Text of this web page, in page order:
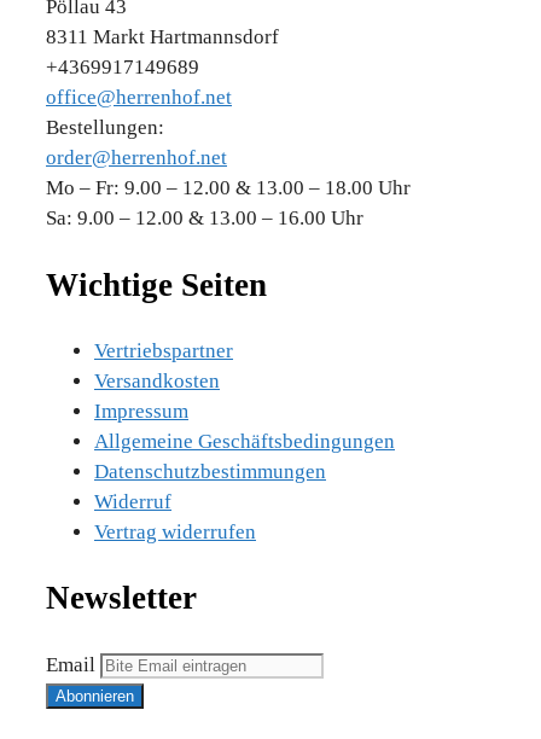
Pöllau 43
8311 Markt Hartmannsdorf
+4369917149689
office@herrenhof.net
Bestellungen:
order@herrenhof.net
Mo – Fr: 9.00 – 12.00 & 13.00 – 18.00 Uhr
Sa: 9.00 – 12.00 & 13.00 – 16.00 Uhr
Wichtige Seiten
Vertriebspartner
Versandkosten
Impressum
Allgemeine Geschäftsbedingungen
Datenschutzbestimmungen
Widerruf
Vertrag widerrufen
Newsletter
Email